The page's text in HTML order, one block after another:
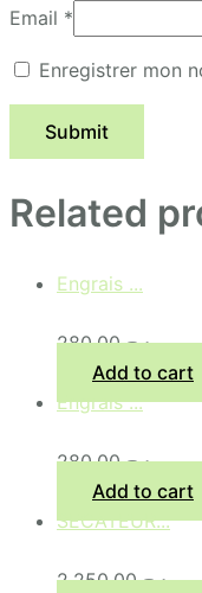
Email *
Enregistrer mon
Related
Engrais ...
د.ج280,00
Add to cart
Engrais ...
د.ج280,00
Add to cart
SECATEUR...
د.ج2.250,00